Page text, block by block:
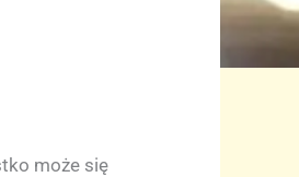
może się